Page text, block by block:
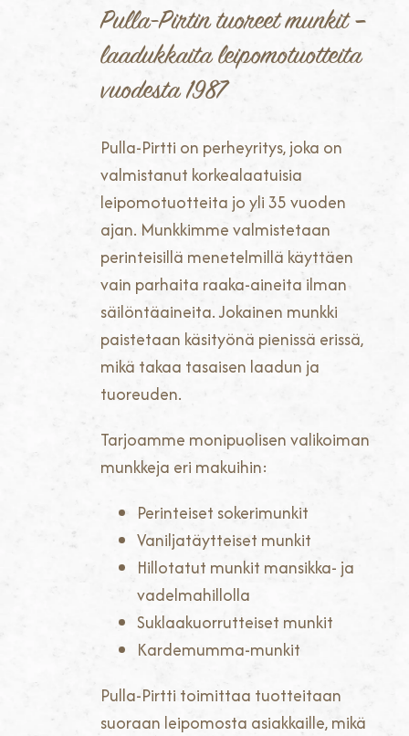
Pulla-Pirtin tuoreet munkit –
laadukkaita leipomotuotteita
vuodesta 1987
Pulla-Pirtti on perheyritys, joka on
valmistanut korkealaatuisia
leipomotuotteita jo yli 35 vuoden
ajan. Munkkimme valmistetaan
perinteisillä menetelmillä käyttäen
vain parhaita raaka-aineita ilman
säilöntäaineita. Jokainen munkki
paistetaan käsityönä pienissä erissä,
mikä takaa tasaisen laadun ja
tuoreuden.
Tarjoamme monipuolisen valikoiman
munkkeja eri makuihin:
Perinteiset sokerimunkit
Vaniljatäytteiset munkit
Hillotatut munkit mansikka- ja
vadelmahillolla
Suklaakuorrutteiset munkit
Kardemumma-munkit
Pulla-Pirtti toimittaa tuotteitaan
suoraan leipomosta asiakkaille, mikä